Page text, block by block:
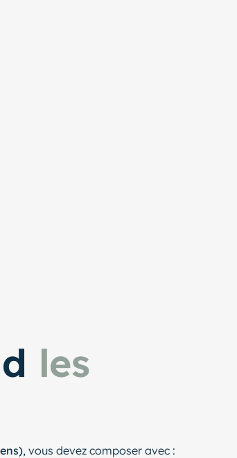
les
, vous devez composer avec :